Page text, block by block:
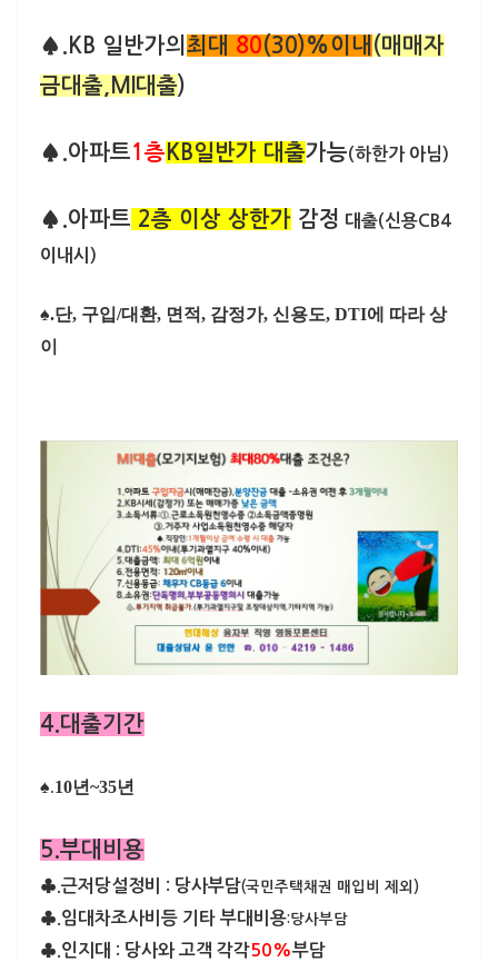
♠.KB 일반가의 최대 80(30)%이내 (매매자
금대출,MI대출)
♠.아파트1층 KB일반가 대출가능(하한가 아님)
♠.아파트 2층 이상 상한가 감정 대출(신용CB4
이내시)
♠.단, 구입/대환, 면적, 감정가, 신용도, DTI에 따라 상
이
4.대출기간
♠.10년~35년
5.부대비용
♣.근저당설정비 : 당사부담(국민주택채권 매입비 제외)
♣.임대차조사비등 기타 부대비용:당사부담
♣.인지대 : 당사와 고객 각각50%부담